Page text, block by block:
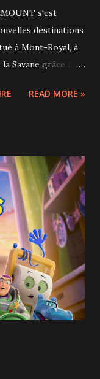
s'est
destinations
à Mont-Royal, à
Savane grâce à
pour
du lancement de sa
étions invités,
gratuites qui
de l'été. L'objectif
lieu de
les visiteurs. Parmi
place aux jeunes
READ MORE »